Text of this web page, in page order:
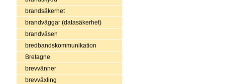
brandsäkerhet
brandväggar (datasäkerhet)
brandväsen
bredbandskommunikation
Bretagne
brevvänner
brevväxling